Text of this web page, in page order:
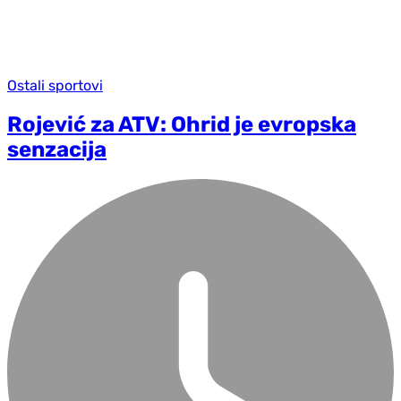
Ostali sportovi
Rojević za ATV: Ohrid je evropska
senzacija